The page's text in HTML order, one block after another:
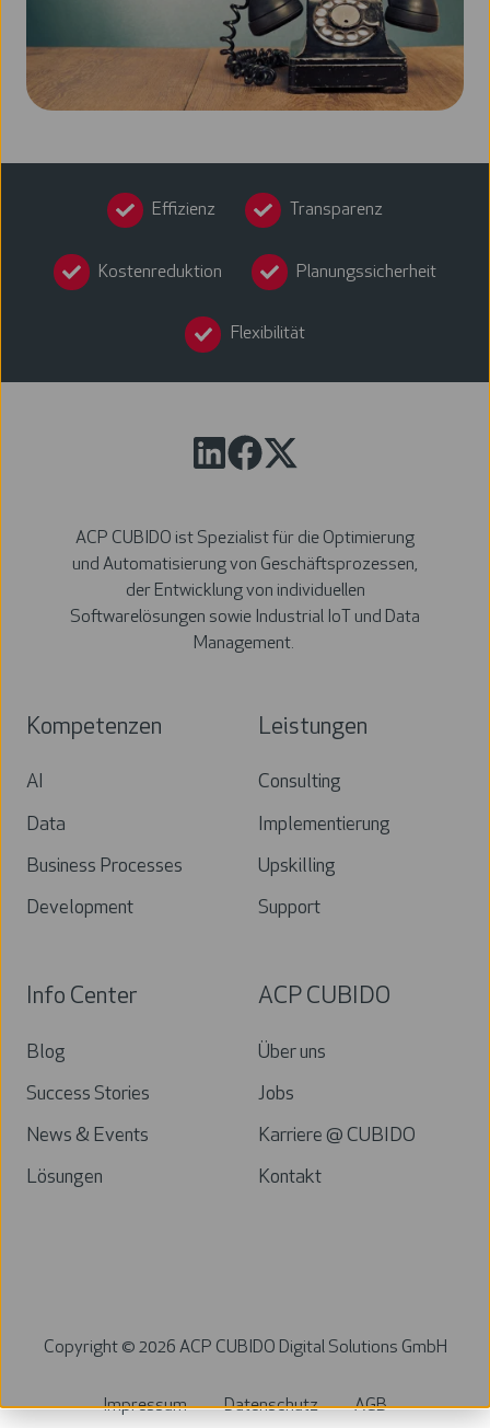
Effizienz Transparenz
Kostenreduktion Planungssicherheit
Flexibilität
ACP CUBIDO ist Spezialist für die Optimierung
und Automatisierung von Geschäftsprozessen,
der Entwicklung von individuellen
Softwarelösungen sowie Industrial IoT und Data
Management.
Kompetenzen
AI
Data
Business Processes
Development
Leistungen
Consulting
Implementierung
Upskilling
Support
Info Center
Blog
Success Stories
News & Events
Lösungen
ACP CUBIDO
Über uns
Jobs
Karriere @ CUBIDO
Kontakt
Copyright © 2026 ACP CUBIDO Digital Solutions GmbH
Impressum Datenschutz AGB